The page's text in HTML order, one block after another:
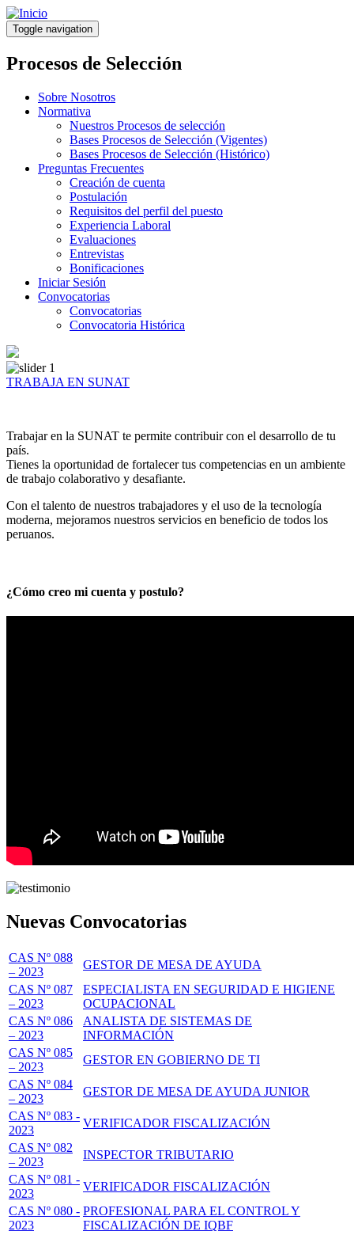
Pasar
al
contenido
principal
Toggle navigation
Procesos de Selección
Sobre Nosotros
Normativa
Nuestros Procesos de selección
Bases Procesos de Selección (Vigentes)
Bases Procesos de Selección (Histórico)
Preguntas Frecuentes
Creación de cuenta
Postulación
Requisitos del perfil del puesto
Experiencia Laboral
Evaluaciones
Entrevistas
Bonificaciones
Iniciar Sesión
Convocatorias
Convocatorias
Convocatoria Histórica
TRABAJA EN SUNAT
Trabajar en la SUNAT te permite contribuir con el desarrollo de tu
país.
Tienes la oportunidad de fortalecer tus competencias en un ambiente
de trabajo colaborativo y desafiante.
Con el talento de nuestros trabajadores y el uso de la tecnología
moderna, mejoramos nuestros servicios en beneficio de todos los
peruanos.
¿Cómo creo mi cuenta y postulo?
Nuevas Convocatorias
CAS Nº 088
– 2023
GESTOR DE MESA DE AYUDA
CAS Nº 087
– 2023
ESPECIALISTA EN SEGURIDAD E HIGIENE
OCUPACIONAL
CAS Nº 086
– 2023
ANALISTA DE SISTEMAS DE
INFORMACIÓN
CAS Nº 085
– 2023
GESTOR EN GOBIERNO DE TI
CAS Nº 084
– 2023
GESTOR DE MESA DE AYUDA JUNIOR
CAS Nº 083 -
2023
VERIFICADOR FISCALIZACIÓN
CAS Nº 082
– 2023
INSPECTOR TRIBUTARIO
CAS Nº 081 -
2023
VERIFICADOR FISCALIZACIÓN
CAS Nº 080 -
2023
PROFESIONAL PARA EL CONTROL Y
FISCALIZACIÓN DE IQBF